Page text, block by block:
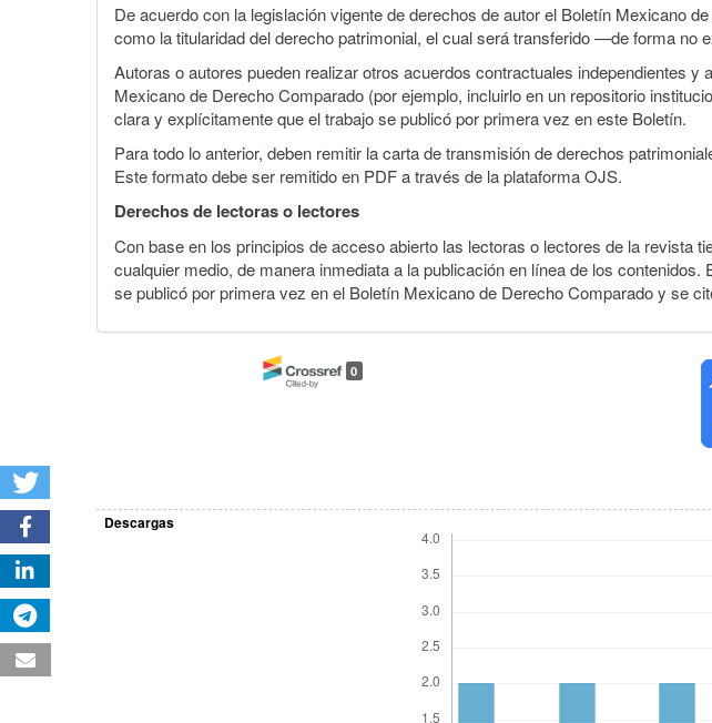
De acuerdo con la legislación vigente de derechos de autor el Boletín Mexicano
como la titularidad del derecho patrimonial, el cual será transferido —de forma
Autoras o autores pueden realizar otros acuerdos contractuales independientes
Mexicano de Derecho Comparado (por ejemplo, incluirlo en un repositorio
clara y explícitamente que el trabajo se publicó por primera vez en este Boletín.
Para todo lo anterior, deben remitir la carta de transmisión de derechos
Este formato debe ser remitido en PDF a través de la plataforma OJS.
Derechos de lectoras o lectores
Con base en los principios de acceso abierto las lectoras o lectores de la revista
cualquier medio, de manera inmediata a la publicación en línea de los
se publicó por primera vez en el Boletín Mexicano de Derecho Comparado y se
0
Descargas